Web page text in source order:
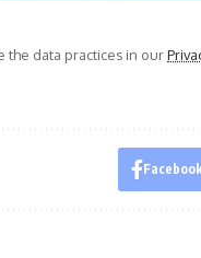
the data practices in our